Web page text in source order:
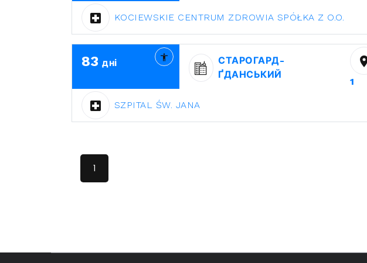
KOCIEWSKIE CENTRUM ZDROWIA SPÓŁKA Z O.O.
83 дні
СТАРОГАРД-
ҐДАНСЬКИЙ
1
SZPITAL ŚW. JANA
1